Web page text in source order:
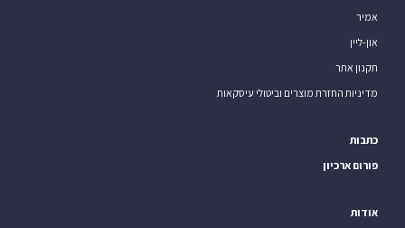
אמיר
און-ליין
תקנון אתר
מדיניות החזרת מוצרים וביטולי עיסקאות
כתבות
פורום ארכיון
אודות